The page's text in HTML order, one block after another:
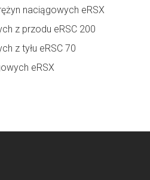
naciągowych eRSX
z przodu eRSC 200
z tyłu eRSC 70
eRSX